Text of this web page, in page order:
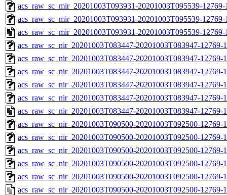
acs_raw_sc_mir_20201003T093931-20201003T095539-
acs_raw_sc_mir_20201003T093931-20201003T095539-
acs_raw_sc_mir_20201003T093931-20201003T095539-
acs_raw_sc_nir_20201003T083447-20201003T083947-
acs_raw_sc_nir_20201003T083447-20201003T083947-12769-
acs_raw_sc_nir_20201003T083447-20201003T083947-12769-
acs_raw_sc_nir_20201003T083447-20201003T083947-12769-
acs_raw_sc_nir_20201003T083447-20201003T083947-12769-
acs_raw_sc_nir_20201003T083447-20201003T083947-12769-
acs_raw_sc_nir_20201003T090500-20201003T092500-12769-
acs_raw_sc_nir_20201003T090500-20201003T092500-12769-
acs_raw_sc_nir_20201003T090500-20201003T092500-12769-
acs_raw_sc_nir_20201003T090500-20201003T092500-12769-
acs_raw_sc_nir_20201003T090500-20201003T092500-12769-
acs_raw_sc_nir_20201003T090500-20201003T092500-12769-